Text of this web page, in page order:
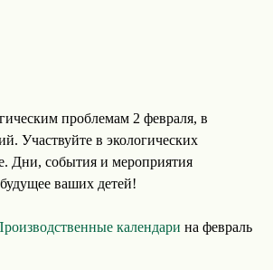
проблемам 2 февраля, в
Участвуйте в экологических
Дни, события и мероприятия
ваших детей!
календари на февраль